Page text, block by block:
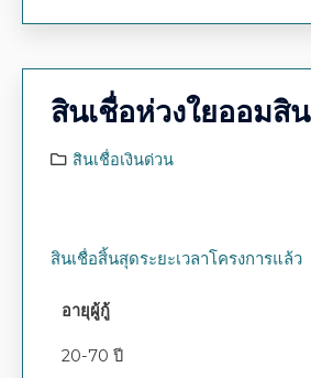
สินเชื่อห่วงใยออมสิน
สินเชื่อเงินด่วน
สินเชื่อสิ้นสุดระยะเวลาโครงการแล้ว
อายุผู้กู้
20-70 ปี